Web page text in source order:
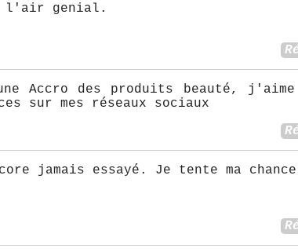
l'air genial.
Accro des produits beauté,
sur mes réseaux sociaux
jamais essayé. Je tente ma